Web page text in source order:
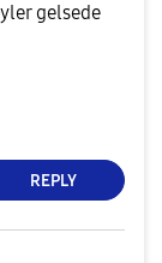
gelsede
REPLY